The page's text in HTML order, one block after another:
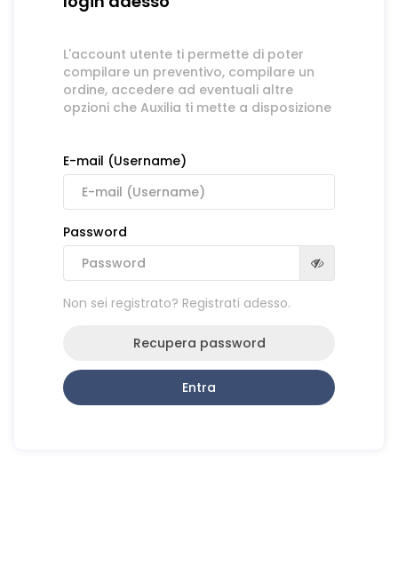
L'account utente ti permette di poter
compilare un preventivo, compilare un
ordine, accedere ad eventuali altre
opzioni che Auxilia ti mette a disposizione
E-mail (Username)
Password
Non sei registrato? Registrati adesso.
Recupera password
Entra